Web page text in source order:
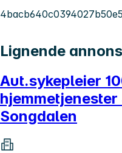
Lignende
Aut.sykepleier
Songdalen